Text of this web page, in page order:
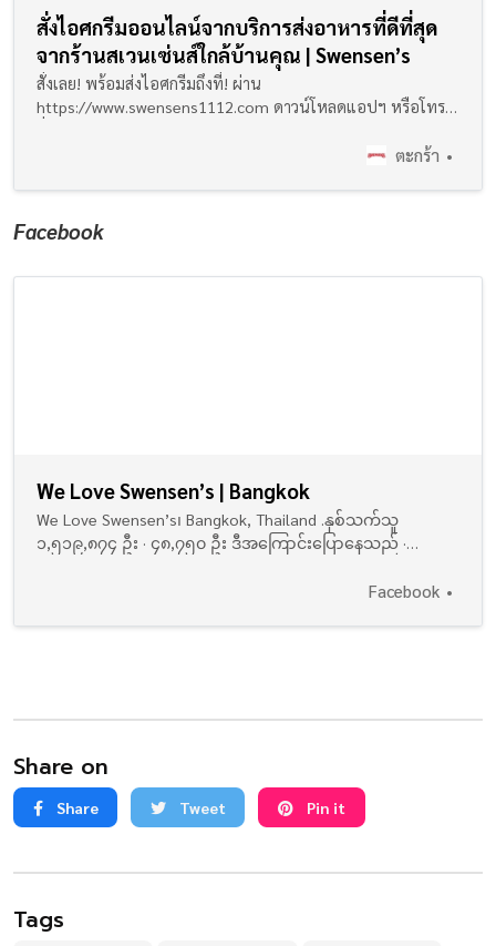
สั่งไอศกรีมออนไลน์จากบริการส่งอาหารที่ดีที่สุด
จากร้านสเวนเซ่นส์ใกล้บ้านคุณ | Swensen’s
สั่งเลย! พร้อมส่งไอศกรีมถึงที่! ผ่าน
https://www.swensens1112.com ดาวน์โหลดแอปฯ หรือโทร
ตะกร้า
Facebook
We Love Swensen’s | Bangkok
We Love Swensen’s၊ Bangkok, Thailand .နှစ်သက်သူ
၁,၅၁၉,၈၇၄ ဦး · ၄၈,၇၅၀ ဦး ဒီအကြောင်းပြောနေသည် ·
Facebook
Share on
Share Tweet Pin it
Tags